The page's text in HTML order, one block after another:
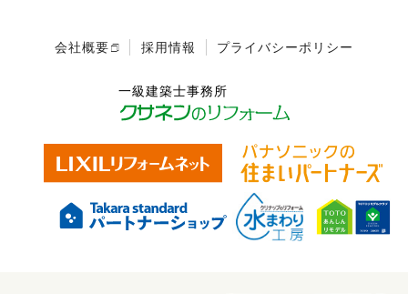
会社概要 採用情報 プライバシーポリシー